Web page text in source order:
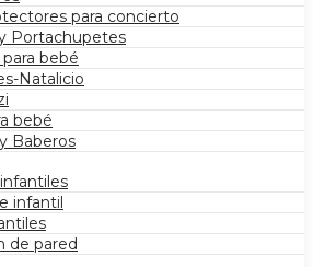
para concierto
Portachupetes
bebé
Natalicio
bebé
Baberos
infantil
de pared